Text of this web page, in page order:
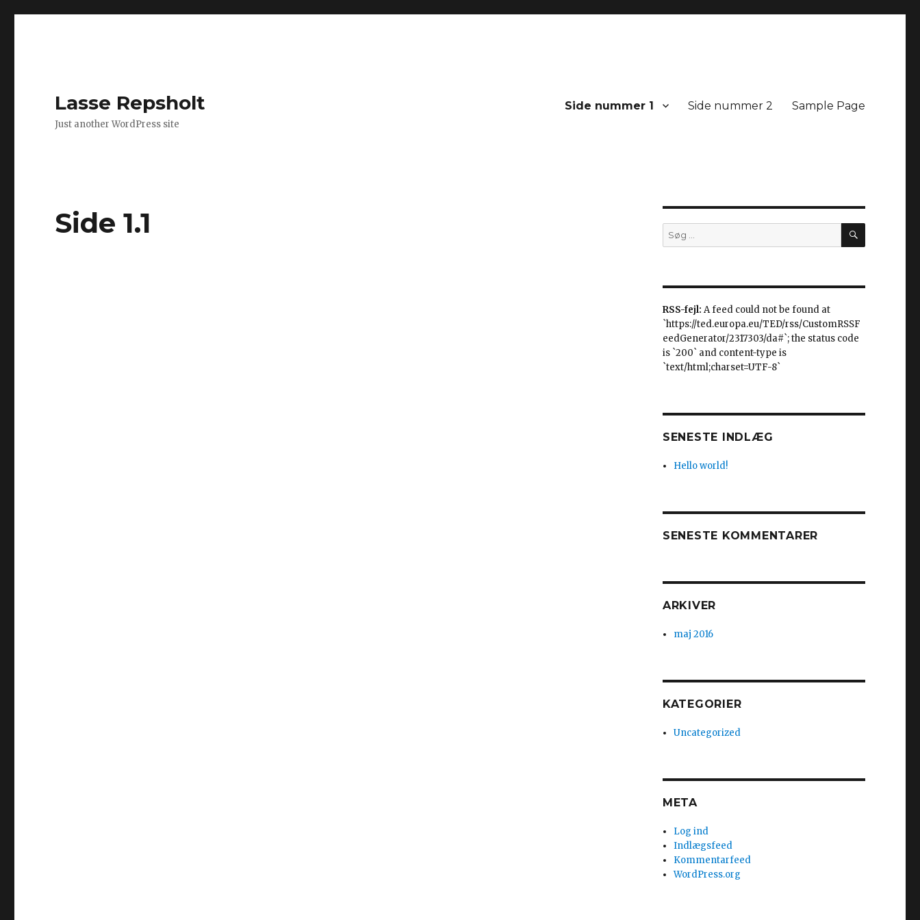
Lasse Repsholt
Just another WordPress site
Side nummer 1 Side nummer 2 Sample Page
Side 1.1
Søg
efter:
SØG
RSS-fejl: A feed could not be found at
`https://ted.europa.eu/TED/rss/CustomRSSF
eedGenerator/2317303/da#`; the status code
is `200` and content-type is
`text/html;charset=UTF-8`
SENESTE INDLÆG
Hello world!
SENESTE KOMMENTARER
ARKIVER
maj 2016
KATEGORIER
Uncategorized
META
Log ind
Indlægsfeed
Kommentarfeed
WordPress.org